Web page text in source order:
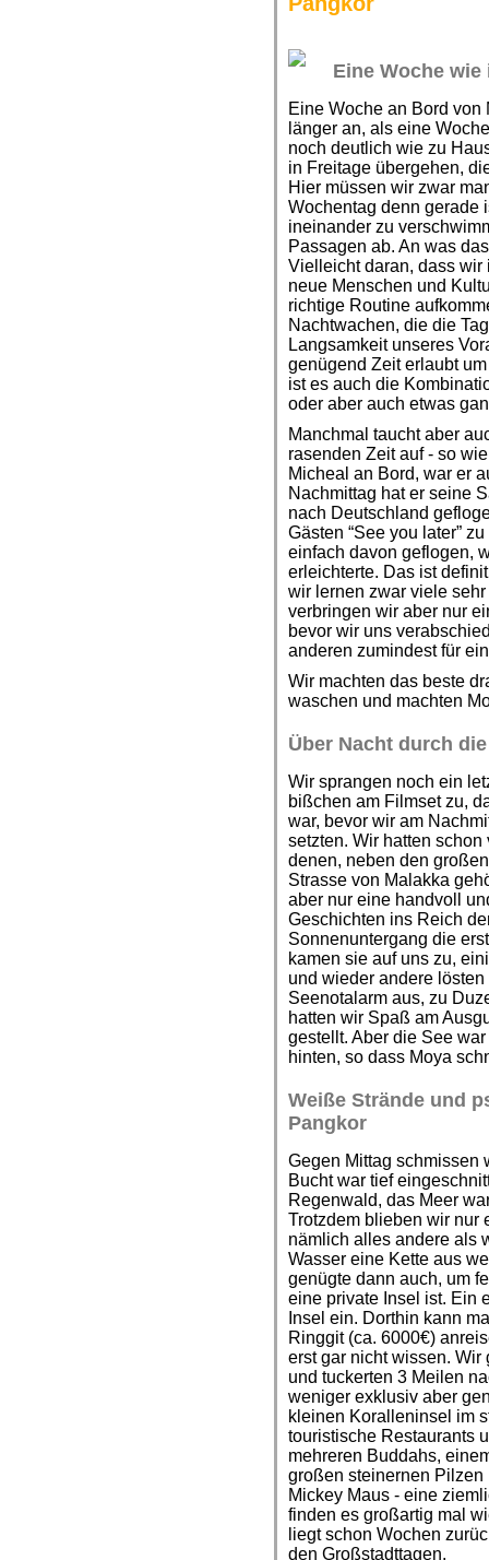
Eine Woche wie
Eine Woche an Bord
länger an, als eine
noch deutlich wie zu
in Freitage übergehen,
Hier müssen wir zwar
Wochentag denn gerade
ineinander zu
Passagen ab. An was
Vielleicht daran, dass wir
neue Menschen und
richtige Routine
Nachtwachen, die die
Langsamkeit unseres
genügend Zeit erlaubt
ist es auch die
oder aber auch etwas
Manchmal taucht aber
rasenden Zeit auf - so
Micheal an Bord, war er
Nachmittag hat er seine
nach Deutschland
Gästen “See you later”
einfach davon geflogen,
erleichterte. Das ist
wir lernen zwar viele
verbringen wir aber nur
bevor wir uns
anderen zumindest für
Wir machten das beste
waschen und machten
Über Nacht durch
Wir sprangen noch ein
bißchen am Filmset zu,
war, bevor wir am
setzten. Wir hatten
denen, neben den
Strasse von Malakka
aber nur eine handvoll
Geschichten ins Reich
Sonnenuntergang die
kamen sie auf uns zu,
und wieder andere
Seenotalarm aus, zu
hatten wir Spaß am
gestellt. Aber die See
hinten, so dass Moya
Weiße Strände und
Pangkor
Gegen Mittag schmissen
Bucht war tief
Regenwald, das Meer
Trotzdem blieben wir nur
nämlich alles andere als
Wasser eine Kette aus
genügte dann auch, um
eine private Insel ist. Ein
Insel ein. Dorthin kann
Ringgit (ca. 6000€)
erst gar nicht wissen.
und tuckerten 3 Meilen
weniger exklusiv aber
kleinen Koralleninsel im
touristische Restaurants
mehreren Buddahs,
großen steinernen
Mickey Maus - eine
finden es großartig mal
liegt schon Wochen
den Großstadttagen.